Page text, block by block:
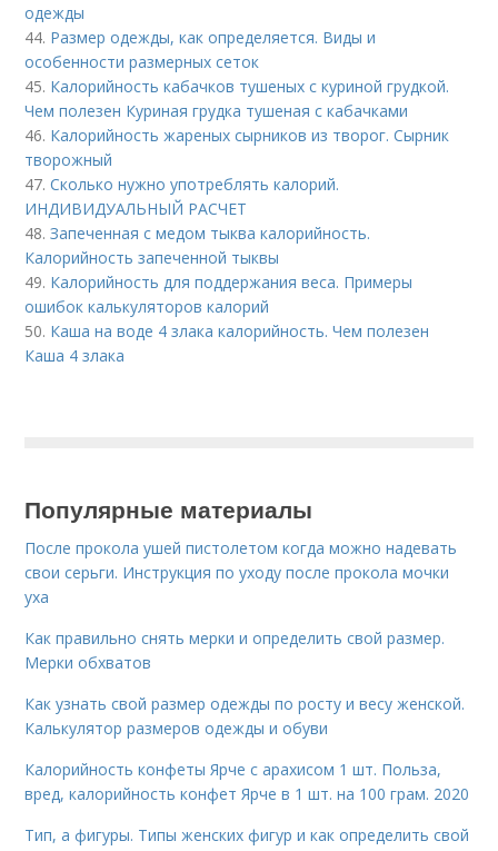
одежды
44. Размер одежды, как определяется. Виды и
особенности размерных сеток
45. Калорийность кабачков тушеных с куриной грудкой.
Чем полезен Куриная грудка тушеная с кабачками
46. Калорийность жареных сырников из творог. Сырник
творожный
47.Сколько нужно употреблять калорий.
ИНДИВИДУАЛЬНЫЙ РАСЧЕТ
48.Запеченная с медом тыква калорийность.
Калорийность запеченной тыквы
49. Калорийность для поддержания веса. Примеры
ошибок калькуляторов калорий
50. Каша на воде 4 злака калорийность. Чем полезен
Каша 4 злака
Популярные материалы
После прокола ушей пистолетом когда можно надевать
свои серьги. Инструкция по уходу после прокола мочки
уха
Как правильно снять мерки и определить свой размер.
Мерки обхватов
Как узнать свой размер одежды по росту и весу женской.
Калькулятор размеров одежды и обуви
Калорийность конфеты Ярче с арахисом 1 шт. Польза,
вред, калорийность конфет Ярче в 1 шт. на 100 грам. 2020
Тип, а фигуры. Типы женских фигур и как определить свой